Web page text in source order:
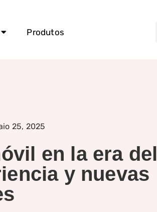
Produtos
25, 2025
en la era del
y nuevas